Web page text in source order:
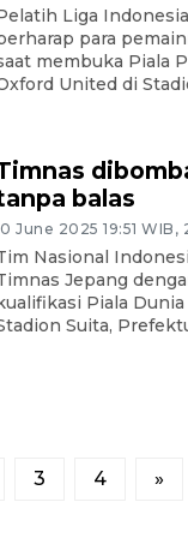
Liga
para
membuka Piala
United di
balas
June 2025 19:51 WIB,
Nasional
Jepang
Piala
Suita,
3 4 »